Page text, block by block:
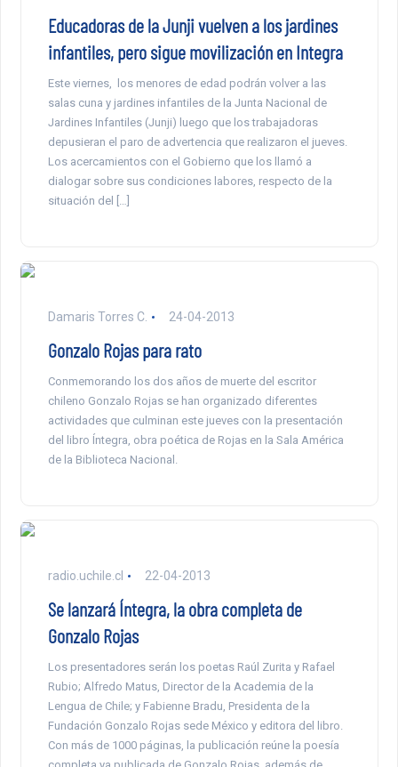
Educadoras de la Junji vuelven a los jardines
infantiles, pero sigue movilización en Integra
Este viernes, los menores de edad podrán volver a las
salas cuna y jardines infantiles de la Junta Nacional de
Jardines Infantiles (Junji) luego que los trabajadoras
depusieran el paro de advertencia que realizaron el jueves.
Los acercamientos con el Gobierno que los llamó a
dialogar sobre sus condiciones labores, respecto de la
situación del […]
Damaris Torres C. 24-04-2013
Gonzalo Rojas para rato
Conmemorando los dos años de muerte del escritor
chileno Gonzalo Rojas se han organizado diferentes
actividades que culminan este jueves con la presentación
del libro Íntegra, obra poética de Rojas en la Sala América
de la Biblioteca Nacional.
radio.uchile.cl 22-04-2013
Se lanzará Íntegra, la obra completa de
Gonzalo Rojas
Los presentadores serán los poetas Raúl Zurita y Rafael
Rubio; Alfredo Matus, Director de la Academia de la
Lengua de Chile; y Fabienne Bradu, Presidenta de la
Fundación Gonzalo Rojas sede México y editora del libro.
Con más de 1000 páginas, la publicación reúne la poesía